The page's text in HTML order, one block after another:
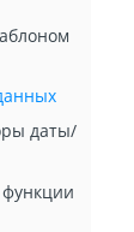
даты/